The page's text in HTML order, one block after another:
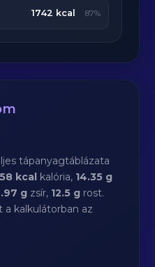
1742 kcal 87%
tápanyagtáblázata
kcal kalória, 14.35 g
g zsír, 12.5 g rost.
kalkulátorban az